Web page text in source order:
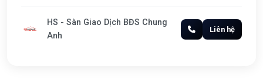
HS - Sàn Giao Dịch BĐS Chung
Anh
Liên hệ